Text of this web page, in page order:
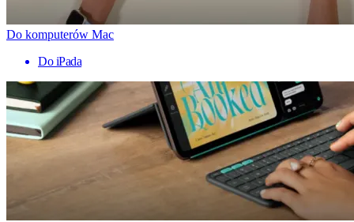
Do komputerów Mac
Do iPada